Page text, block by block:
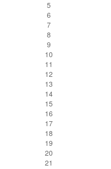
5
6
7
8
9
10
11
12
13
14
15
16
17
18
19
20
21